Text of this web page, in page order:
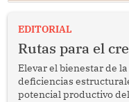
EDITORIAL
Rutas para el
Elevar el bienestar de
deficiencias
potencial productivo